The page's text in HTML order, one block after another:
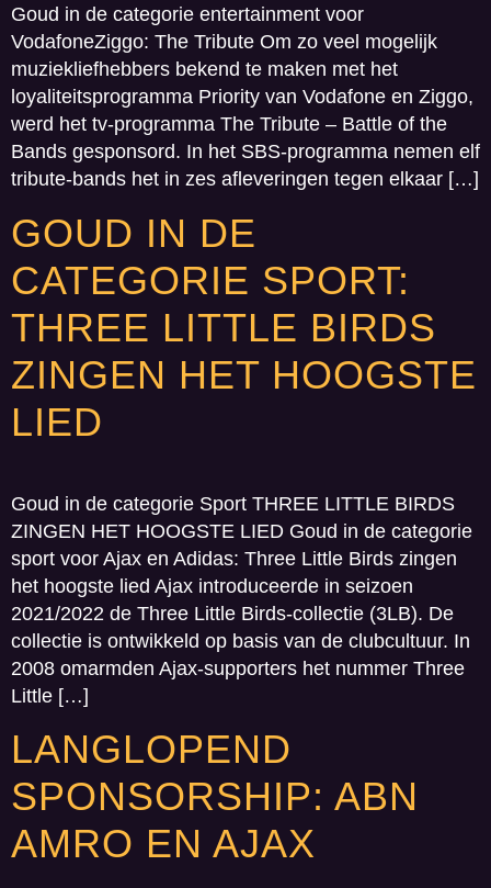
Goud in de categorie entertainment voor
VodafoneZiggo: The Tribute Om zo veel mogelijk
muziekliefhebbers bekend te maken met het
loyaliteitsprogramma Priority van Vodafone en Ziggo,
werd het tv-programma The Tribute – Battle of the
Bands gesponsord. In het SBS-programma nemen elf
tribute-bands het in zes afleveringen tegen elkaar […]
GOUD IN DE
CATEGORIE SPORT:
THREE LITTLE BIRDS
ZINGEN HET HOOGSTE
LIED
Goud in de categorie Sport THREE LITTLE BIRDS
ZINGEN HET HOOGSTE LIED Goud in de categorie
sport voor Ajax en Adidas: Three Little Birds zingen
het hoogste lied Ajax introduceerde in seizoen
2021/2022 de Three Little Birds-collectie (3LB). De
collectie is ontwikkeld op basis van de clubcultuur. In
2008 omarmden Ajax-supporters het nummer Three
Little […]
LANGLOPEND
SPONSORSHIP: ABN
AMRO EN AJAX